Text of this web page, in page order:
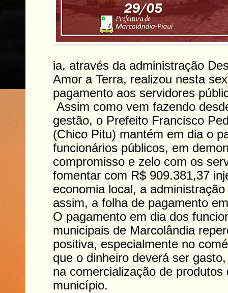
ia, através da administração
Amor a Terra, realizou nesta
pagamento aos servidores
Assim como vem fazendo
gestão, o Prefeito Francisco
(Chico Pitu) mantém em dia o
funcionários públicos, em
compromisso e zelo com os
fomentar com R$ 909.381,37
economia local, a
assim, a folha de pagamento
O pagamento em dia dos
municipais de Marcolândia
positiva, especialmente no
que o dinheiro deverá ser
na comercialização de produtos
município.